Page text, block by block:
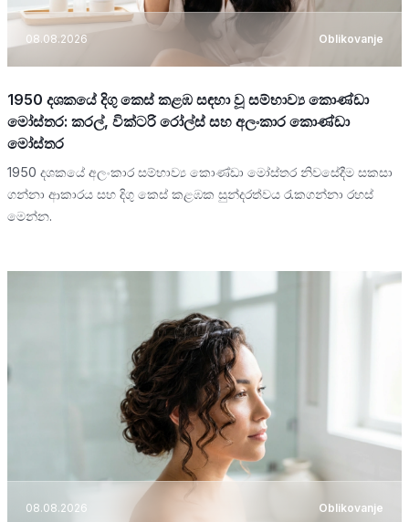
08.08.2026 Oblikovanje
1950 දශකයේ දිගු කෙස් කළඹ සඳහා වූ සම්භාව්‍ය කොණ්ඩා
මෝස්තර: කරල්, වික්ටරි රෝල්ස් සහ අලංකාර කොණ්ඩා
මෝස්තර
1950 දශකයේ අලංකාර සම්භාව්‍ය කොණ්ඩා මෝස්තර නිවසේදීම සකසා
ගන්නා ආකාරය සහ දිගු කෙස් කළඹක සුන්දරත්වය රැකගන්නා රහස්
මෙන්න.
08.08.2026 Oblikovanje